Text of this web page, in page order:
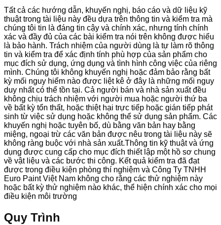
Tất cả các hướng dẫn, khuyến nghị, báo cáo và dữ liệu kỹ
thuật trong tài liệu này đều dựa trên thông tin và kiểm tra mà
chúng tôi tin là đáng tin cậy và chính xác, nhưng tính chính
xác và đầy đủ của các bài kiểm tra nói trên không được hiểu
là bảo hành. Trách nhiệm của người dùng là tự làm rõ thông
tin và kiểm tra để xác định tính phù hợp của sản phẩm cho
mục đích sử dụng, ứng dụng và tình hình công việc của riêng
mình. Chúng tôi không khuyến nghị hoặc đảm bảo rằng bất
kỳ mối nguy hiểm nào được liệt kê ở đây là những mối nguy
duy nhất có thể tồn tại. Cả người bán và nhà sản xuất đều
không chịu trách nhiệm với người mua hoặc người thứ ba
về bất kỳ tổn thất, hoặc thiệt hại trực tiếp hoặc gián tiếp phát
sinh từ việc sử dụng hoặc không thể sử dụng sản phẩm. Các
khuyến nghị hoặc tuyên bố, dù bằng văn bản hay bằng
miệng, ngoại trừ các văn bản được nêu trong tài liệu này sẽ
không ràng buộc với nhà sản xuất.Thông tin kỹ thuật và ứng
dụng được cung cấp cho mục đích thiết lập một hồ sơ chung
về vật liệu và các bước thi công. Kết quả kiểm tra đã đạt
được trong điều kiện phòng thí nghiệm và Công Ty TNHH
Euro Paint Việt Nam không cho rằng các thử nghiệm này
hoặc bất kỳ thử nghiệm nào khác, thể hiện chính xác cho mọi
điều kiện môi trường
Quy Trình